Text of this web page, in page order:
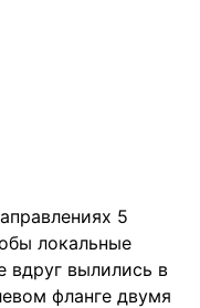
5
локальные
вдруг вылились в
фланге двумя